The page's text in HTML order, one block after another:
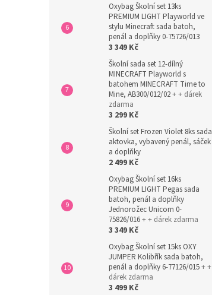
Oxybag Školní set 13ks
PREMIUM LIGHT Playworld ve
stylu Minecraft sada batoh,
penál a doplňky 0-75726/013
3 349 Kč
Školní sada set 12-dílný
MINECRAFT Playworld s
batohem MINECRAFT Time to
Mine, AB300/012/02+ + dárek
zdarma
3 299 Kč
Školní set Frozen Violet 8ks sada
aktovka, vybavený penál, sáček
a doplňky
2 499 Kč
Oxybag Školní set 16ks
PREMIUM LIGHT Pegas sada
batoh, penál a doplňky
Jednorožec Unicorn 0-
75826/016+ + dárek zdarma
3 349 Kč
Oxybag Školní set 15ks OXY
JUMPER Kolibřík sada batoh,
penál a doplňky 6-77126/015+ +
dárek zdarma
3 499 Kč